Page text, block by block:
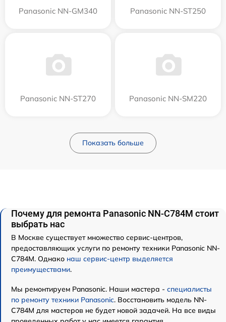
Panasonic NN-GM340 Panasonic NN-ST250
Panasonic NN-ST270 Panasonic NN-SM220
Показать больше
Почему для ремонта Panasonic NN-C784M стоит
выбрать нас
В Москве существует множество сервис-центров,
предоставляющих услуги по ремонту техники Panasonic NN-
C784M. Однако наш сервис-центр выделяется
преимуществами.
Мы ремонтируем Panasonic. Наши мастера - специалисты
по ремонту техники Panasonic. Восстановить модель NN-
C784M для мастеров не будет новой задачей. На все виды